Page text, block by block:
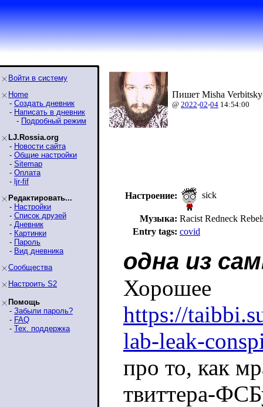
Войти в систему
Home
- Создать дневник
- Написать в дневник
- Подробный режим
LJ.Rossia.org
- Новости сайта
- Общие настройки
- Sitemap
- Оплата
- ljr-fif
Редактировать...
- Настройки
- Список друзей
- Дневник
- Картинки
- Пароль
- Вид дневника
Сообщества
Настроить S2
Помощь
- Забыли пароль?
- FAQ
- Тех. поддержка
Пишет Misha
@ 2022-02-04 14:54:00
Настроение: sick
Музыка: Racist Redneck
Entry tags: covid
одна из
Хорошее
https://
lab-leak-
про то, как
твиттера-